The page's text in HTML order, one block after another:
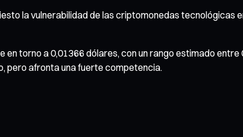
la vulnerabilidad de las criptomonedas
torno a 0,01366 dólares, con un rango estimado
pero afronta una fuerte competencia.